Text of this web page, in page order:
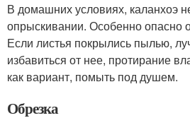
В домашних условиях, каланхоэ
опрыскивании. Особенно опасно
Если листья покрылись пылью,
избавиться от нее, протирание
как вариант, помыть под душем.
Обрезка